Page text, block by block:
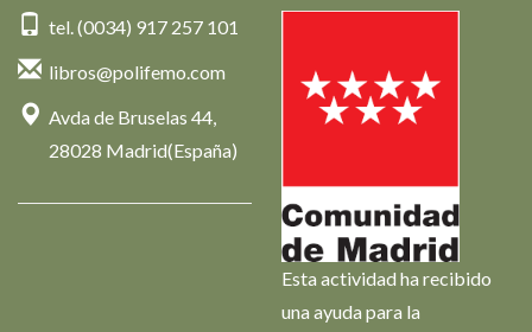
tel. (0034) 917 257 101
libros@polifemo.com
Avda de Bruselas 44,
28028 Madrid(España)
Esta actividad ha recibido
una ayuda para la